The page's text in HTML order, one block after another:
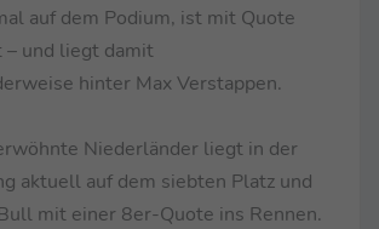
auf dem Podium, ist mit Quote
und liegt damit
hinter Max Verstappen.
Niederländer liegt in der
aktuell auf dem siebten Platz und
mit einer 8er-Quote ins Rennen.